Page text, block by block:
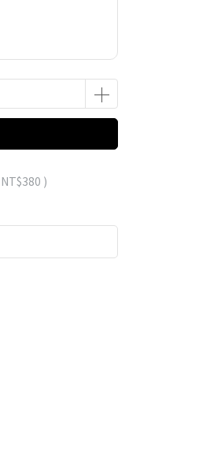
NT$380 )